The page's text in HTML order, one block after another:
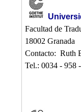
Facultad de
18002 Granada
Contacto: Ruth
Tel.: 0034 - 958